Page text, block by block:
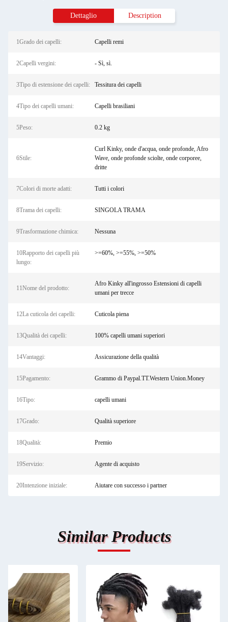
Dettaglio Description
1Grado dei capelli: Capelli remi
2Capelli vergini: - Sì, sì.
3Tipo di estensione dei capelli: Tessitura dei capelli
4Tipo dei capelli umani: Capelli brasiliani
5Peso: 0.2 kg
6Stile:
Curl Kinky, onde d'acqua, onde profonde, Afro
Wave, onde profonde sciolte, onde corporee,
dritte
7Colori di morte adatti: Tutti i colori
8Trama dei capelli: SINGOLA TRAMA
9Trasformazione chimica: Nessuna
10Rapporto dei capelli più
lungo:
>=60%, >=55%, >=50%
11Nome del prodotto:
Afro Kinky all'ingrosso Estensioni di capelli
umani per trecce
12La cuticola dei capelli: Cuticola piena
13Qualità dei capelli: 100% capelli umani superiori
14Vantaggi: Assicurazione della qualità
15Pagamento: Grammo di Paypal.TT.Western Union.Money
16Tipo: capelli umani
17Grado: Qualità superiore
18Qualità: Premio
19Servizio: Agente di acquisto
20Intenzione iniziale: Aiutare con successo i partner
Similar Products